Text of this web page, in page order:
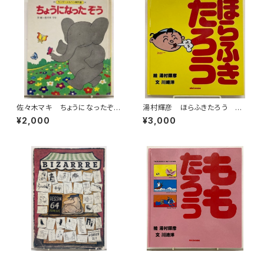
佐々木マキ ちょうになったぞ
う キンダーメルヘン傑作選11
1981年（昭56） フレーベル
¥2,000
湯村輝彦 ほらふきたろう 川
崎洋 1989年 初版 ミキハ
ウス
¥3,000